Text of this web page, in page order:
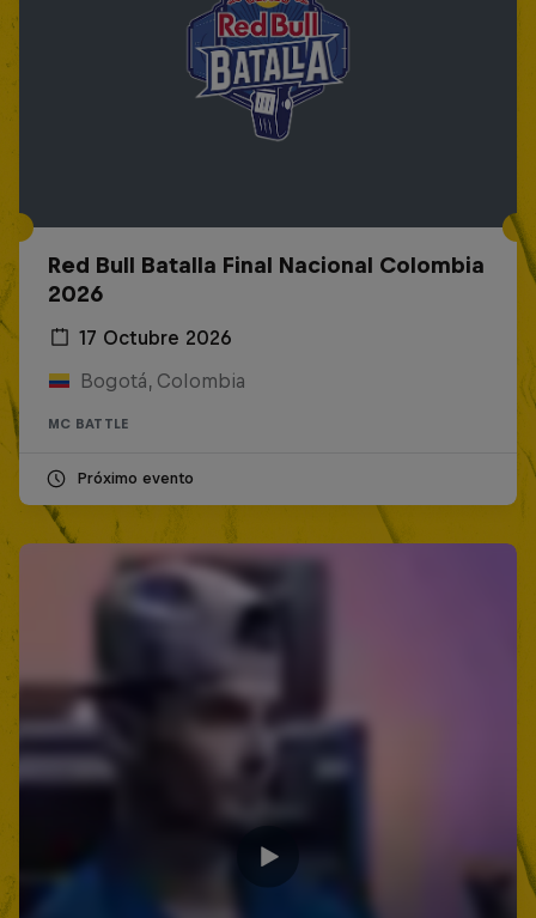
Red Bull Batalla Final Nacional Colombia
2026
17 Octubre 2026
Bogotá, Colombia
MC BATTLE
Próximo evento